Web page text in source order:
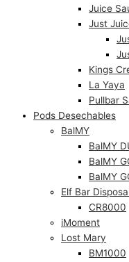
Juice
Just
Kings
La Yaya
Pullbar
Pods Desechables
BalMY
BalMY
BalMY
BalMY
Elf Bar
CR8000
iMoment
Lost Mary
BM1000